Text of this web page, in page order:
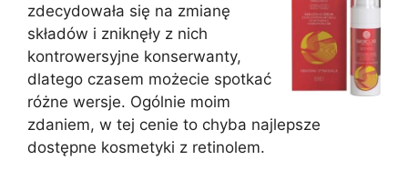
zdecydowała się na zmianę
składów i zniknęły z nich
kontrowersyjne konserwanty,
dlatego czasem możecie spotkać
różne wersje. Ogólnie moim
zdaniem, w tej cenie to chyba najlepsze
dostępne kosmetyki z retinolem.